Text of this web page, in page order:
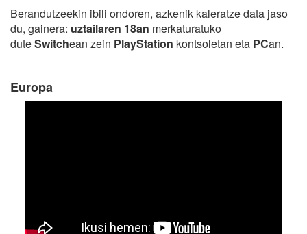
Berandutzeekin ibili ondoren, azkenik kaleratze data jaso
du, gainera: uztailaren 18an merkaturatuko
duteSwitchean zein PlayStation kontsoletan eta PCan.
Europa